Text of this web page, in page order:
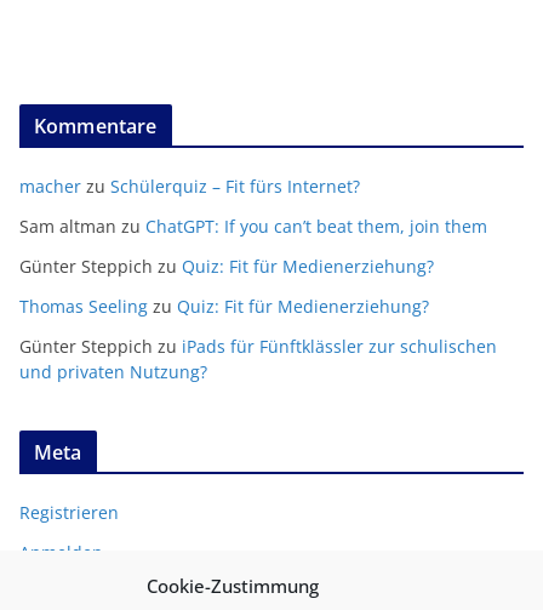
Cookie-Zustimmung
Kommentare
macher zu Schülerquiz – Fit fürs Internet?
Sam altman zu ChatGPT: If you can’t beat them, join them
Günter Steppich zu Quiz: Fit für Medienerziehung?
Thomas Seeling zu Quiz: Fit für Medienerziehung?
Günter Steppich zu iPads für Fünftklässler zur schulischen
und privaten Nutzung?
Meta
Registrieren
Anmelden